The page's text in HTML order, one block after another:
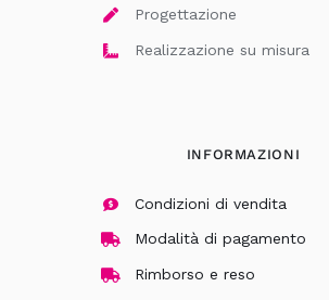
Progettazione
Realizzazione su misura
INFORMAZIONI
Condizioni di vendita
Modalità di pagamento
Rimborso e reso